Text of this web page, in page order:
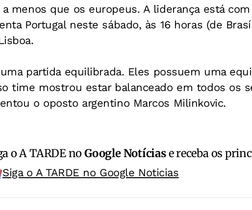
a menos que os europeus. A liderança está
Portugal neste sábado, às 16 horas (de
partida equilibrada. Eles possuem uma
time mostrou estar balanceado em todos os
o oposto argentino Marcos Milinkovic.
o A TARDE noGoogle Notíciase receba os
Siga o A TARDE no Google Noticias